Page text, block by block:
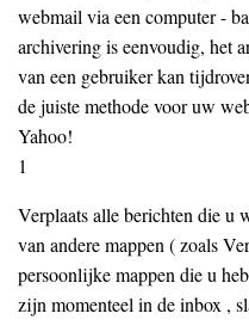
webmail via een computer -
archivering is eenvoudig, het
van een gebruiker kan
de juiste methode voor uw
Yahoo!
1
Verplaats alle berichten die u
van andere mappen ( zoals
persoonlijke mappen die u
zijn momenteel in de inbox ,